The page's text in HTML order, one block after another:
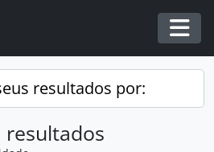
resultados por: